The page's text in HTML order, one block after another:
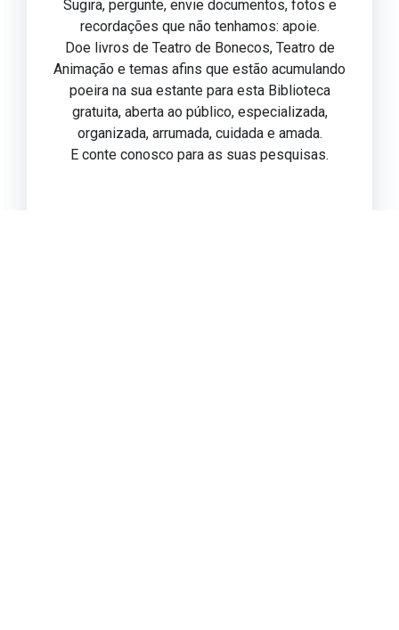
Sugira, pergunte, envie documentos, fotos e
recordações que não tenhamos: apoie.
Doe livros de Teatro de Bonecos, Teatro de
Animação e temas afins que estão acumulando
poeira na sua estante para esta Biblioteca
gratuita, aberta ao público, especializada,
organizada, arrumada, cuidada e amada.
E conte conosco para as suas pesquisas.